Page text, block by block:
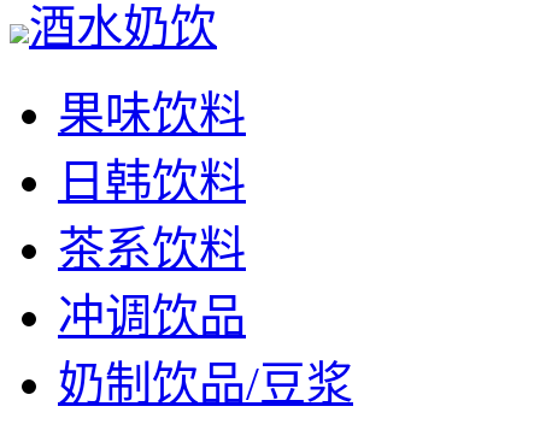
酒水奶饮
果味饮料
日韩饮料
茶系饮料
冲调饮品
奶制饮品/豆浆